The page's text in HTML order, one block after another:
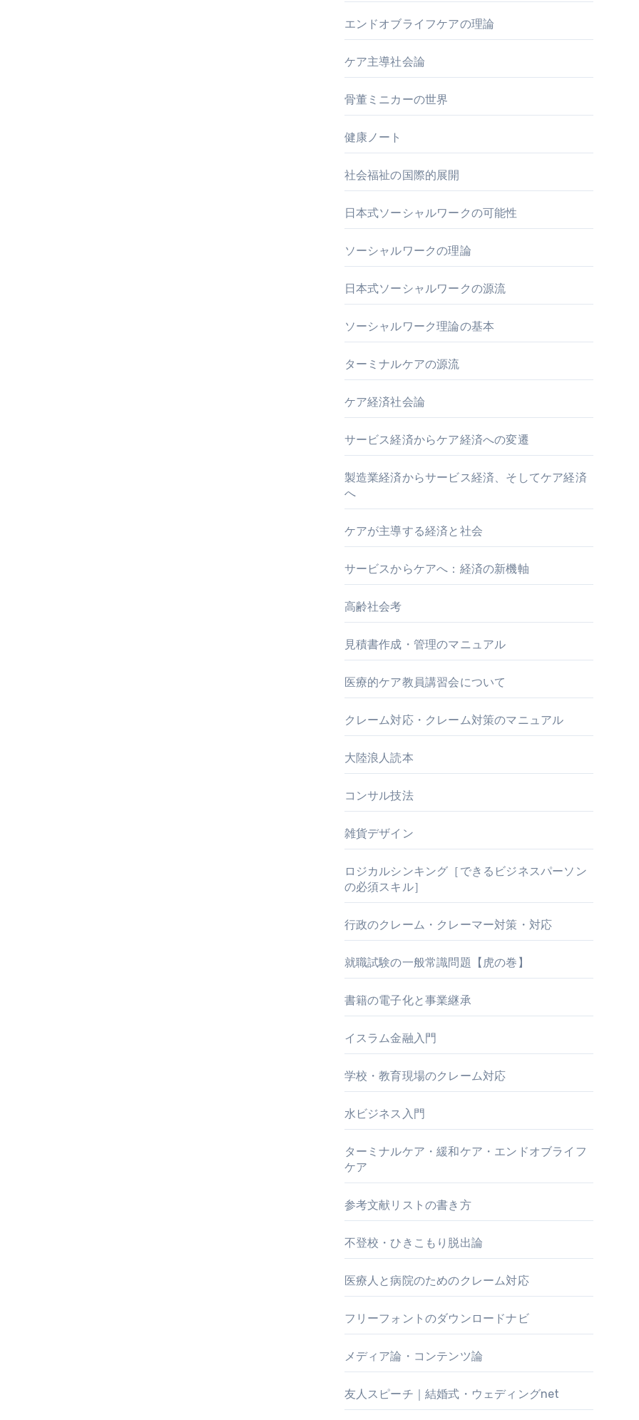
エンドオブライフケアの理論
ケア主導社会論
骨董ミニカーの世界
健康ノート
社会福祉の国際的展開
日本式ソーシャルワークの可能性
ソーシャルワークの理論
日本式ソーシャルワークの源流
ソーシャルワーク理論の基本
ターミナルケアの源流
ケア経済社会論
サービス経済からケア経済への変遷
製造業経済からサービス経済、そしてケア経済
へ
ケアが主導する経済と社会
サービスからケアへ：経済の新機軸
高齢社会考
見積書作成・管理のマニュアル
医療的ケア教員講習会について
クレーム対応・クレーム対策のマニュアル
大陸浪人読本
コンサル技法
雑貨デザイン
ロジカルシンキング［できるビジネスパーソン
の必須スキル］
行政のクレーム・クレーマー対策・対応
就職試験の一般常識問題【虎の巻】
書籍の電子化と事業継承
イスラム金融入門
学校・教育現場のクレーム対応
水ビジネス入門
ターミナルケア・緩和ケア・エンドオブライフ
ケア
参考文献リストの書き方
不登校・ひきこもり脱出論
医療人と病院のためのクレーム対応
フリーフォントのダウンロードナビ
メディア論・コンテンツ論
友人スピーチ｜結婚式・ウェディングnet